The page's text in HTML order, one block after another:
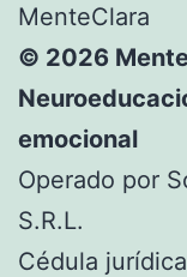
MenteClara
© 2026
emocional
Operado por
S.R.L.
Cédula